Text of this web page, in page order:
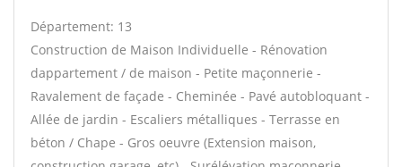
Département: 13
Construction de Maison Individuelle - Rénovation
dappartement / de maison - Petite maçonnerie -
Ravalement de façade - Cheminée - Pavé autobloquant -
Allée de jardin - Escaliers métalliques - Terrasse en
béton / Chape - Gros oeuvre (Extension maison,